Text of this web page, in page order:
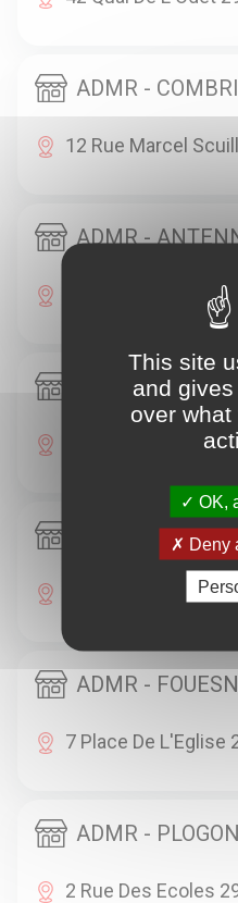
ADMR -
12 Rue Marcel
ADMR -
7 Rue Jean Jaurès
ADMR - Centre
2 Enclos De
ADMR -
4, Place De L'Eglise
ADMR -
7 Place De L'Eglise
ADMR -
2 Rue Des Ecoles
This site
and
over
OK,
Deny